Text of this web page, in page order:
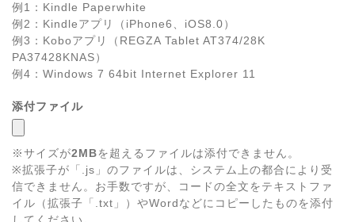
例1：Kindle Paperwhite
例2：Kindleアプリ（iPhone6、iOS8.0）
例3：Koboアプリ（REGZA Tablet AT374/28K
PA37428KNAS）
例4：Windows 7 64bit Internet Explorer 11
添付ファイル
※サイズが2MBを超えるファイルは添付できません。
※拡張子が「.js」のファイルは、システム上の都合により受
信できません。お手数ですが、コードの全文をテキストファ
イル（拡張子「.txt」）やWordなどにコピーしたものを添付